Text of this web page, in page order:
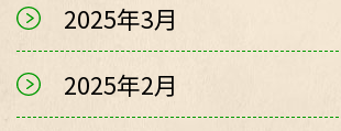
2025年3月
2025年2月